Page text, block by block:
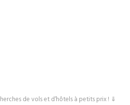
de vols et d’hôtels à petits prix ! ⇓